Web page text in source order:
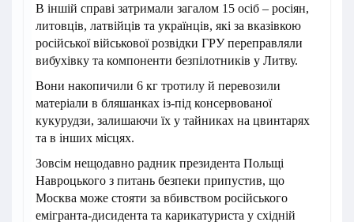
В іншій справі затримали загалом 15 осіб – росіян,
литовців, латвійців та українців, які за вказівкою
російської військової розвідки ГРУ переправляли
вибухівку та компоненти безпілотників у Литву.
Вони накопичили 6 кг тротилу й перевозили
матеріали в бляшанках із-під консервованої
кукурудзи, залишаючи їх у тайниках на цвинтарях
та в інших місцях.
Зовсім нещодавно радник президента Польщі
Навроцького з питань безпеки припустив, що
Москва може стояти за вбивством російського
емігранта-дисидента та карикатуриста у східній